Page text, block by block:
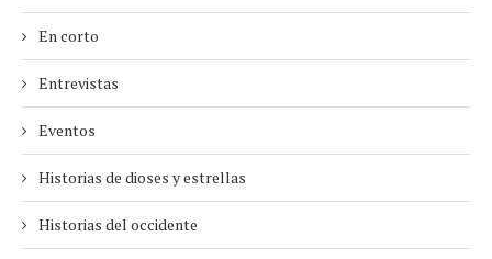
En corto
Entrevistas
Eventos
Historias de dioses y estrellas
Historias del occidente